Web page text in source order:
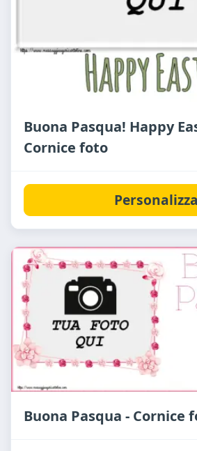
Buona Pasqua! Happy
Cornice foto
Personalizza
Buona Pasqua - Cornice